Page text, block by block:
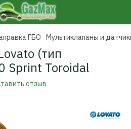
ГБО Мультиклапаны и
(тип
Sprint Toroidal
отзыв